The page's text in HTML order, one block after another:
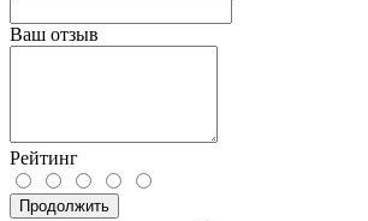
Ваш отзыв
Рейтинг
Продолжить